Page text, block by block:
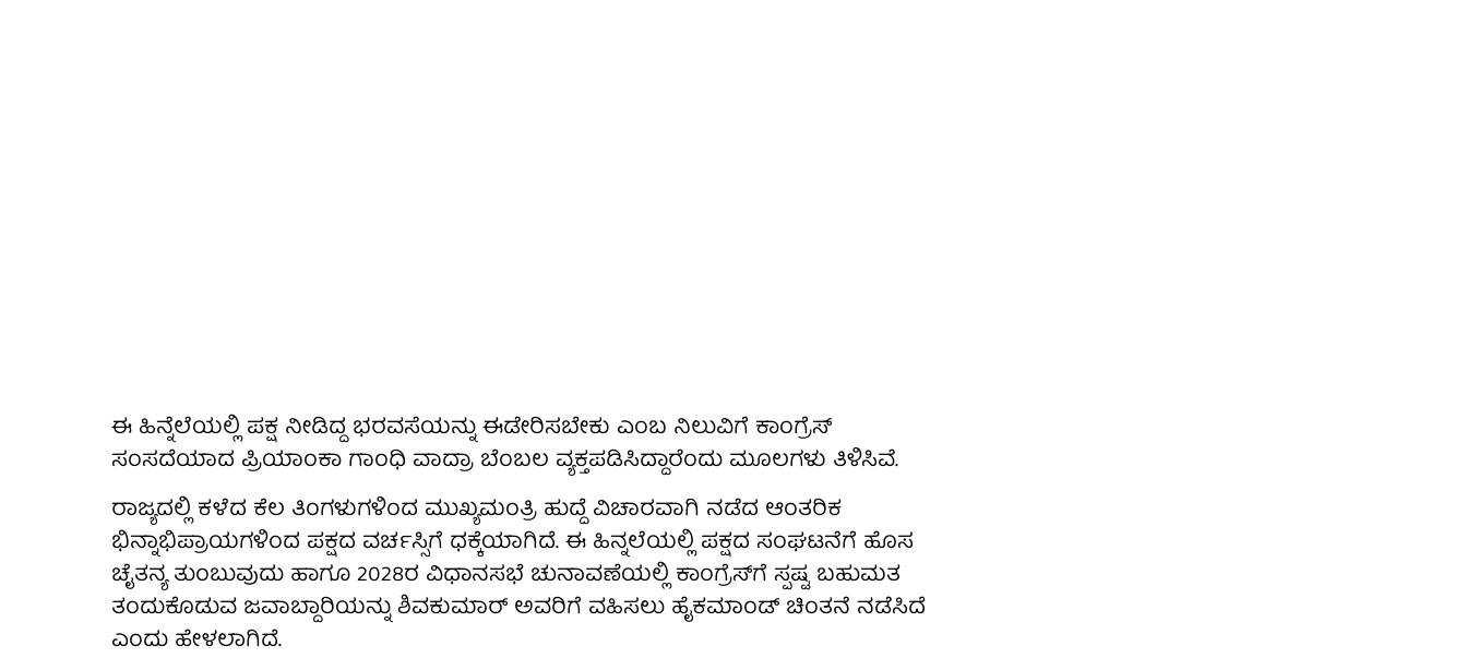
ಈ ಹಿನ್ನೆಲೆಯಲ್ಲಿ ಪಕ್ಷ ನೀಡಿದ್ದ ಭರವಸೆಯನ್ನು ಈಡೇರಿಸಬೇಕು ಎಂಬ ನಿಲುವಿಗೆ ಕಾಂಗ್ರೆಸ್
ಸಂಸದೆಯಾದ ಪ್ರಿಯಾಂಕಾ ಗಾಂಧಿ ವಾದ್ರಾ ಬೆಂಬಲ ವ್ಯಕ್ತಪಡಿಸಿದ್ದಾರೆಂದು ಮೂಲಗಳು ತಿಳಿಸಿವೆ.
ರಾಜ್ಯದಲ್ಲಿ ಕಳೆದ ಕೆಲ ತಿಂಗಳುಗಳಿಂದ ಮುಖ್ಯಮಂತ್ರಿ ಹುದ್ದೆ ವಿಚಾರವಾಗಿ ನಡೆದ ಆಂತರಿಕ
ಭಿನ್ನಾಭಿಪ್ರಾಯಗಳಿಂದ ಪಕ್ಷದ ವರ್ಚಸ್ಸಿಗೆ ಧಕ್ಕೆಯಾಗಿದೆ. ಈ ಹಿನ್ನಲೆಯಲ್ಲಿ ಪಕ್ಷದ ಸಂಘಟನೆಗೆ ಹೊಸ
ಚೈತನ್ಯ ತುಂಬುವುದು ಹಾಗೂ 2028ರ ವಿಧಾನಸಭೆ ಚುನಾವಣೆಯಲ್ಲಿ ಕಾಂಗ್ರೆಸ್‌ಗೆ ಸ್ಪಷ್ಟ ಬಹುಮತ
ತಂದುಕೊಡುವ ಜವಾಬ್ದಾರಿಯನ್ನು ಶಿವಕುಮಾರ್ ಅವರಿಗೆ ವಹಿಸಲು ಹೈಕಮಾಂಡ್ ಚಿಂತನೆ ನಡೆಸಿದೆ
ಎಂದು ಹೇಳಲಾಗಿದೆ.